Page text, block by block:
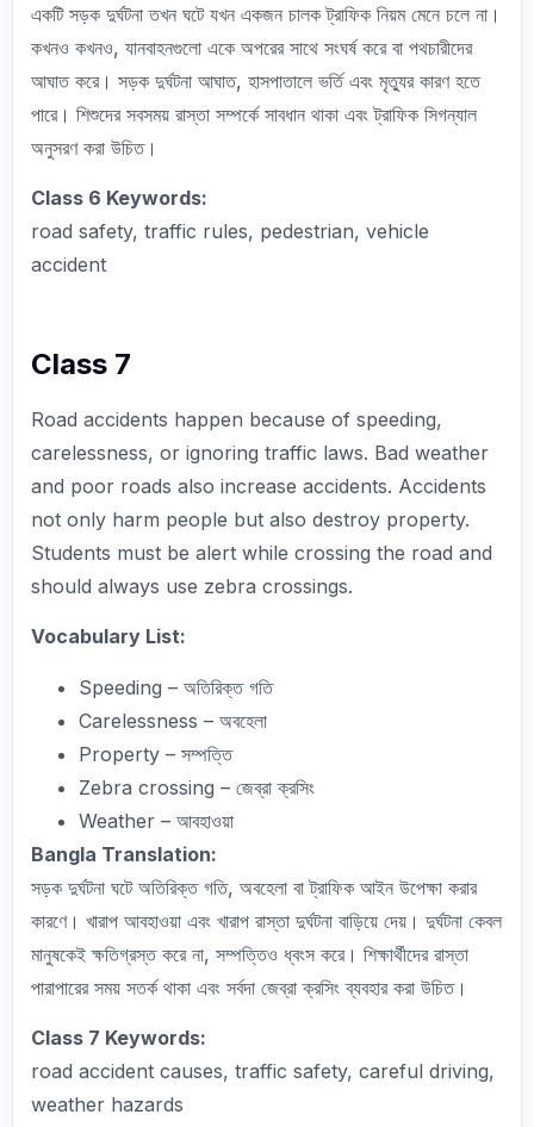
একটি সড়ক দুর্ঘটনা তখন ঘটে যখন একজন চালক ট্রাফিক নিয়ম মেনে চলে না।
কখনও কখনও, যানবাহনগুলো একে অপরের সাথে সংঘর্ষ করে বা পথচারীদের
আঘাত করে। সড়ক দুর্ঘটনা আঘাত, হাসপাতালে ভর্তি এবং মৃত্যুর কারণ হতে
পারে। শিশুদের সবসময় রাস্তা সম্পর্কে সাবধান থাকা এবং ট্রাফিক সিগন্যাল
অনুসরণ করা উচিত।
Class 6 Keywords:
road safety, traffic rules, pedestrian, vehicle
accident
Class 7
Road accidents happen because of speeding,
carelessness, or ignoring traffic laws. Bad weather
and poor roads also increase accidents. Accidents
not only harm people but also destroy property.
Students must be alert while crossing the road and
should always use zebra crossings.
Vocabulary List:
Speeding – অতিরিক্ত গতি
Carelessness – অবহেলা
Property – সম্পত্তি
Zebra crossing – জেব্রা ক্রসিং
Weather – আবহাওয়া
Bangla Translation:
সড়ক দুর্ঘটনা ঘটে অতিরিক্ত গতি, অবহেলা বা ট্রাফিক আইন উপেক্ষা করার
কারণে। খারাপ আবহাওয়া এবং খারাপ রাস্তা দুর্ঘটনা বাড়িয়ে দেয়। দুর্ঘটনা কেবল
মানুষকেই ক্ষতিগ্রস্ত করে না, সম্পত্তিও ধ্বংস করে। শিক্ষার্থীদের রাস্তা
পারাপারের সময় সতর্ক থাকা এবং সর্বদা জেব্রা ক্রসিং ব্যবহার করা উচিত।
Class 7 Keywords:
road accident causes, traffic safety, careful driving,
weather hazards